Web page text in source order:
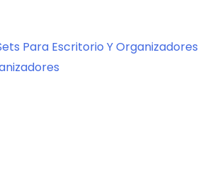
Para Escritorio Y Organizadores